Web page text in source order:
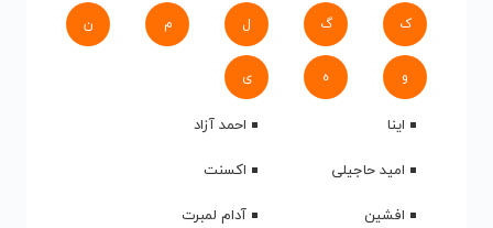
ک گ ل م ن
و ه ی
اینا
احمد آزاد
امید حاجیلی
اکسنت
افشین
آدام لمبرت